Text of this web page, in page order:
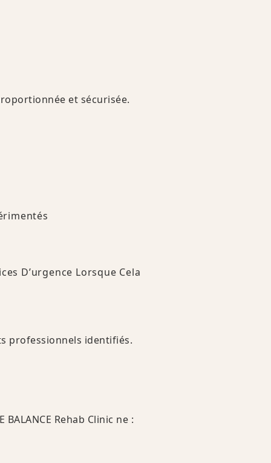
et sécurisée.
D’urgence Lorsque Cela
professionnels identifiés.
Rehab Clinic ne :